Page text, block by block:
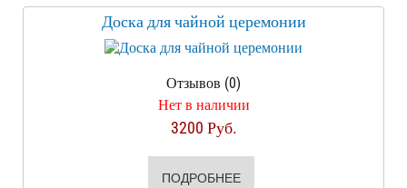
Доска для чайной церемонии
Отзывов (0)
Нет в наличии
3200 Руб.
ПОДРОБНЕЕ